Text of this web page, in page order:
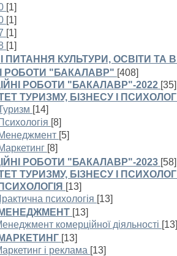
[1]
[1]
[1]
[1]
ПИТАННЯ КУЛЬТУРИ, ОСВІТИ ТА
РОБОТИ "БАКАЛАВР" [408]
РОБОТИ "БАКАЛАВР"-2022 [35]
ТУРИЗМУ, БІЗНЕСУ І
[14]
[8]
[5]
[8]
РОБОТИ "БАКАЛАВР"-2023 [58]
ТУРИЗМУ, БІЗНЕСУ І
[13]
психологія [13]
МЕНЕДЖМЕНТ [13]
комерційної діяльності [13]
[13]
і реклама [13]